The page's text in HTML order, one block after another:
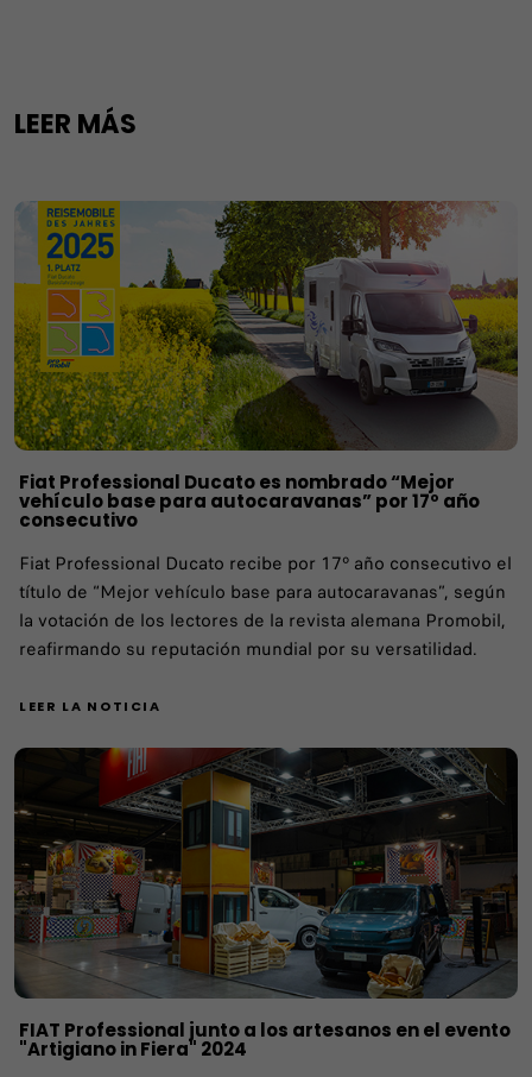
LEER MÁS
Fiat Professional Ducato es nombrado “Mejor
vehículo base para autocaravanas” por 17º año
consecutivo
Fiat Professional Ducato recibe por 17º año consecutivo el
título de “Mejor vehículo base para autocaravanas”, según
la votación de los lectores de la revista alemana Promobil,
reafirmando su reputación mundial por su versatilidad.
LEER LA NOTICIA
FIAT Professional junto a los artesanos en el evento
"Artigiano in Fiera" 2024